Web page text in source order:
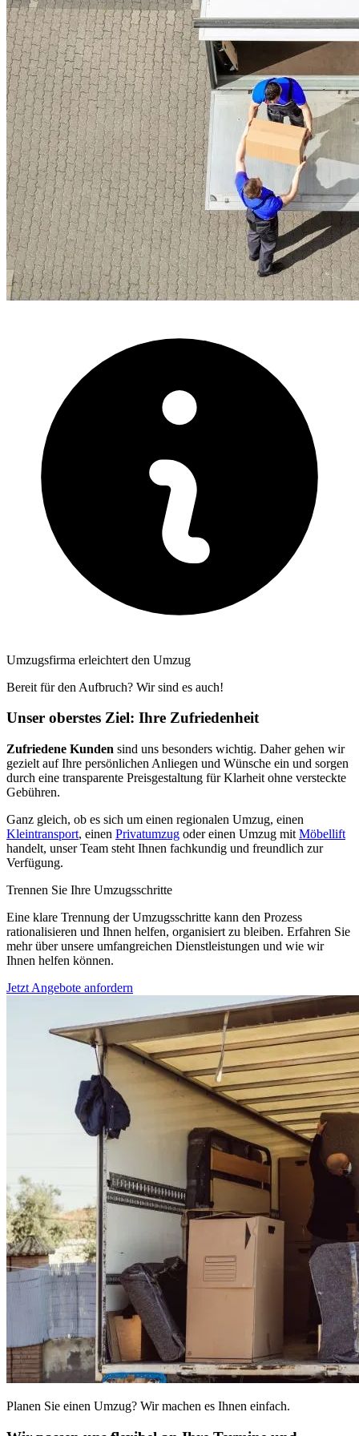
Umzugsfirma erleichtert den Umzug
Bereit für den Aufbruch? Wir sind es auch!
Unser oberstes Ziel: Ihre Zufriedenheit
Zufriedene Kunden sind uns besonders wichtig. Daher gehen wir
gezielt auf Ihre persönlichen Anliegen und Wünsche ein und sorgen
durch eine transparente Preisgestaltung für Klarheit ohne versteckte
Gebühren.
Ganz gleich, ob es sich um einen regionalen Umzug, einen
Kleintransport, einen Privatumzug oder einen Umzug mit Möbellift
handelt, unser Team steht Ihnen fachkundig und freundlich zur
Verfügung.
Trennen Sie Ihre Umzugsschritte
Eine klare Trennung der Umzugsschritte kann den Prozess
rationalisieren und Ihnen helfen, organisiert zu bleiben. Erfahren Sie
mehr über unsere umfangreichen Dienstleistungen und wie wir
Ihnen helfen können.
Jetzt Angebote anfordern
Planen Sie einen Umzug? Wir machen es Ihnen einfach.